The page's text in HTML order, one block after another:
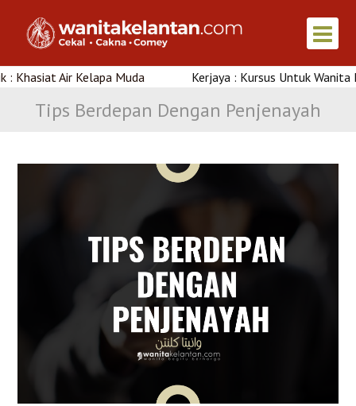
Kelapa Muda Kerjaya : Kursus Untuk Wanita Di Kelantan
Tips Berdepan Dengan Penjenayah